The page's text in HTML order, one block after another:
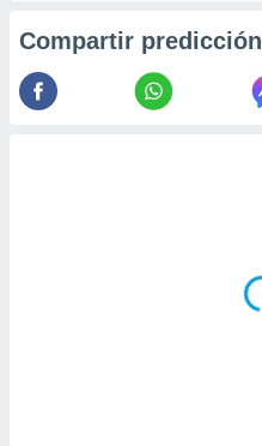
Compartir predicción